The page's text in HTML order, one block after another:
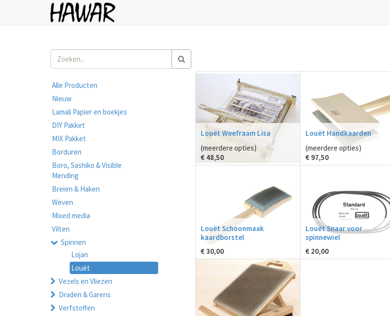
Alle Producten
Nieuw
Lamali Papier en boekjes
DIY Pakket
MIX Pakket
Borduren
Boro, Sashiko & Visible
Mending
Breien & Haken
Weven
Mixed media
Vilten
Spinnen
Lojan
Louët
Vezels en Vliezen
Draden & Garens
Verfstoffen
Louët Weefraam Lisa
(meerdere opties)
€ 48,50
Louët Handkaarden
(meerdere opties)
€ 97,50
Louët Schoonmaak
kaardborstel
€30,00
Louët Snaar voor
spinnewiel
€ 20,00